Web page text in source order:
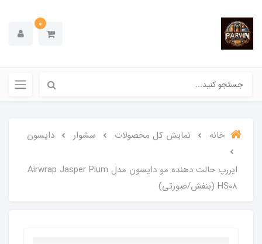
0
خانه نمایش کل محصولات سشوار دایسون
ایررپ حالت دهنده مو دایسون مدل Airwrap Jasper Plum
HS08 (بنفش/صورتی)